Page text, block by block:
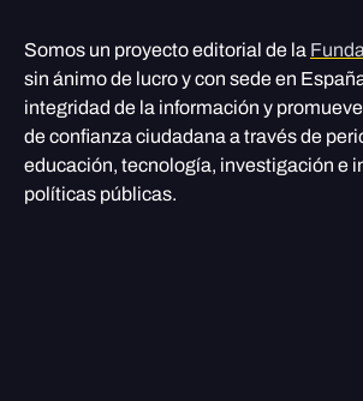
Somos un proyecto editorial de la
sin ánimo de lucro y con sede en
integridad de la información y
de confianza ciudadana a través de
educación, tecnología, investigación e
políticas públicas.